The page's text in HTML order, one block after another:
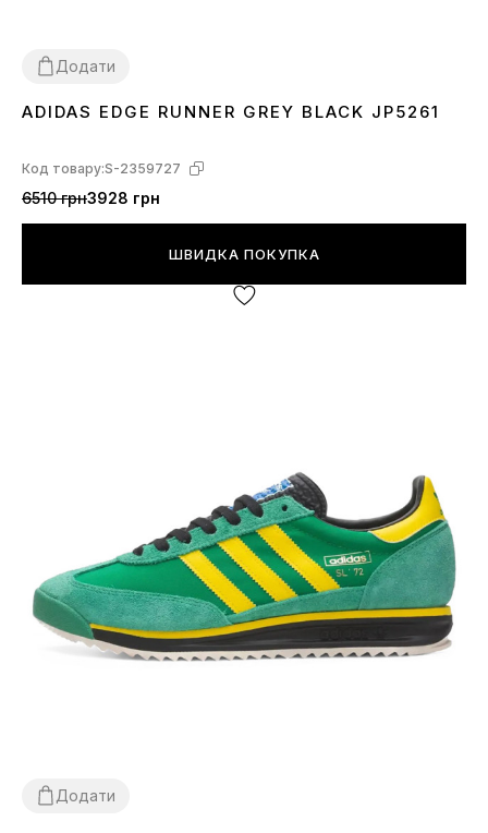
Додати
36 3738 39 40414244
ADIDAS EDGE RUNNER GREY BLACK JP5261
Код товару:S-2359727
6510 грн3928 грн
ШВИДКА ПОКУПКА
Додати